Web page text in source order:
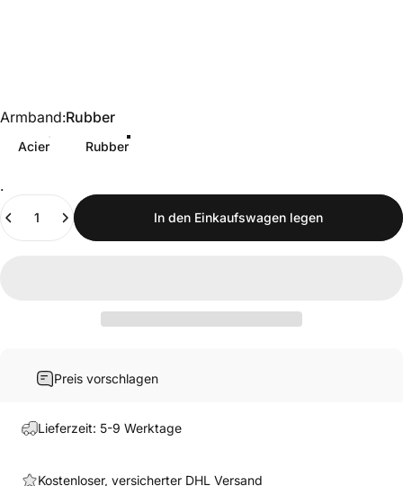
Armband
Armband:Rubber
Acier Rubber
.
Anzahl
In den Einkaufswagen legen
Preis vorschlagen
Lieferzeit: 5-9 Werktage
Kostenloser, versicherter DHL Versand